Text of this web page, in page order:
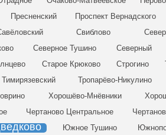
Пресненский
Проспект Вернадского
Свиблово
Северное Тушино
Северный
Старое Крюково Строгино
Тимирязевский
Тропарёво-Никулино
Хорошёво-Мнёвники
Чертаново Центральное
Южное Тушино